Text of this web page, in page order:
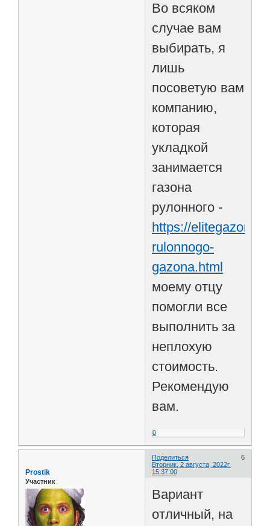
Во всяком
случае вам
выбирать, я
лишь
посоветую вам
компанию,
которая
укладкой
занимается
газона
рулонного -
https://
rulonnogo-
gazona.html
моему отцу
помогли все
выполнить за
неплохую
стоимость.
Рекомендую
вам.
0
Поделиться
6
Вторник, 2 августа, 2022г.
15:37:00
Prostik
Участник
Вариант
отличный, на